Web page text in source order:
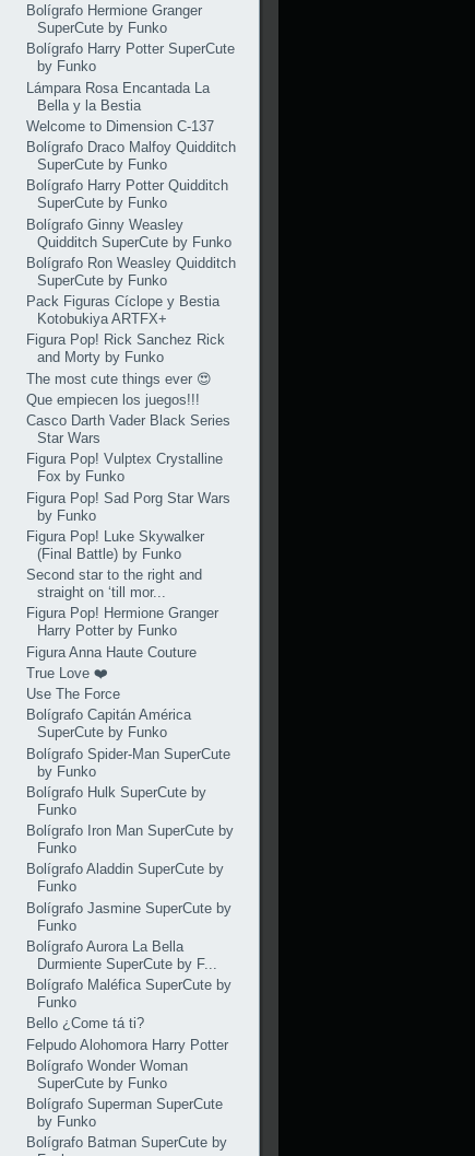
Bolígrafo Hermione Granger
SuperCute by Funko
Bolígrafo Harry Potter SuperCute
by Funko
Lámpara Rosa Encantada La
Bella y la Bestia
Welcome to Dimension C-137
Bolígrafo Draco Malfoy Quidditch
SuperCute by Funko
Bolígrafo Harry Potter Quidditch
SuperCute by Funko
Bolígrafo Ginny Weasley
Quidditch SuperCute by Funko
Bolígrafo Ron Weasley Quidditch
SuperCute by Funko
Pack Figuras Cíclope y Bestia
Kotobukiya ARTFX+
Figura Pop! Rick Sanchez Rick
and Morty by Funko
The most cute things ever 😍
Que empiecen los juegos!!!
Casco Darth Vader Black Series
Star Wars
Figura Pop! Vulptex Crystalline
Fox by Funko
Figura Pop! Sad Porg Star Wars
by Funko
Figura Pop! Luke Skywalker
(Final Battle) by Funko
Second star to the right and
straight on ‘till mor...
Figura Pop! Hermione Granger
Harry Potter by Funko
Figura Anna Haute Couture
True Love ❤️
Use The Force
Bolígrafo Capitán América
SuperCute by Funko
Bolígrafo Spider-Man SuperCute
by Funko
Bolígrafo Hulk SuperCute by
Funko
Bolígrafo Iron Man SuperCute by
Funko
Bolígrafo Aladdin SuperCute by
Funko
Bolígrafo Jasmine SuperCute by
Funko
Bolígrafo Aurora La Bella
Durmiente SuperCute by F...
Bolígrafo Maléfica SuperCute by
Funko
Bello ¿Come tá ti?
Felpudo Alohomora Harry Potter
Bolígrafo Wonder Woman
SuperCute by Funko
Bolígrafo Superman SuperCute
by Funko
Bolígrafo Batman SuperCute by